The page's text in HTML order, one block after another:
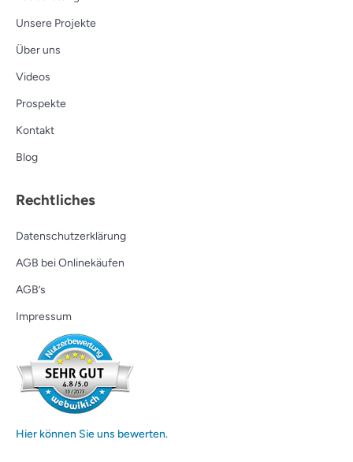
Unsere Projekte
Über uns
Videos
Prospekte
Kontakt
Blog
Rechtliches
Datenschutzerklärung
AGB bei Onlinekäufen
AGB’s
Impressum
Hier können Sie uns bewerten.